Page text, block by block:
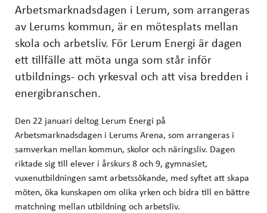
Arbetsmarknadsdagen i Lerum, som arrangeras
av Lerums kommun, är en mötesplats mellan
skola och arbetsliv. För Lerum Energi är dagen
ett tillfälle att möta unga som står inför
utbildnings- och yrkesval och att visa bredden i
energibranschen.
Den 22 januari deltog Lerum Energi på
Arbetsmarknadsdagen i Lerums Arena, som arrangeras i
samverkan mellan kommun, skolor och näringsliv. Dagen
riktade sig till elever i årskurs 8 och 9, gymnasiet,
vuxenutbildningen samt arbetssökande, med syftet att skapa
möten, öka kunskapen om olika yrken och bidra till en bättre
matchning mellan utbildning och arbetsliv.